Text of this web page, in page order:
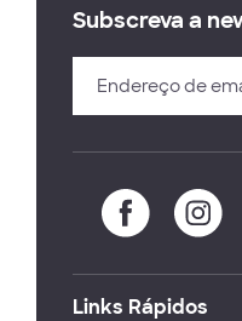
Subscreva a
Links Rápidos